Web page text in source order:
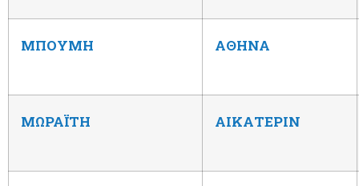
ΜΠΟΥΜΗ ΑΘΗΝΑ
ΜΩΡΑΪΤΗ ΑΙΚΑΤΕΡΙΝ